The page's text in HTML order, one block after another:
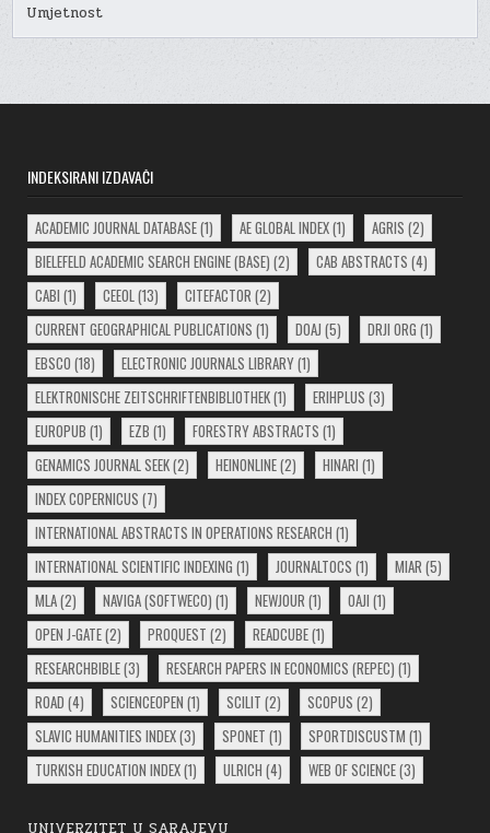
Umjetnost
INDEKSIRANI IZDAVAČI
ACADEMIC JOURNAL DATABASE(1) AE GLOBAL INDEX(1) AGRIS (2)
BIELEFELD ACADEMIC SEARCH ENGINE (BASE) (2) CAB ABSTRACTS (4)
CABI (1) CEEOL (13) CITEFACTOR (2)
CURRENT GEOGRAPHICAL PUBLICATIONS (1) DOAJ (5) DRJI ORG (1)
EBSCO (18) ELECTRONIC JOURNALS LIBRARY(1)
ELEKTRONISCHE ZEITSCHRIFTENBIBLIOTHEK(1) ERIHPLUS (3)
EUROPUB (1) EZB (1) FORESTRY ABSTRACTS (1)
GENAMICS JOURNAL SEEK(2) HEINONLINE(2) HINARI (1)
INDEX COPERNICUS (7)
INTERNATIONAL ABSTRACTS IN OPERATIONS RESEARCH (1)
INTERNATIONAL SCIENTIFIC INDEXING (1) JOURNALTOCS (1) MIAR (5)
MLA(2) NAVIGA (SOFTWECO) (1) NEWJOUR (1) OAJI (1)
OPEN J-GATE(2) PROQUEST (2) READCUBE(1)
RESEARCHBIBLE(3) RESEARCH PAPERS IN ECONOMICS (REPEC) (1)
ROAD (4) SCIENCEOPEN (1) SCILIT (2) SCOPUS (2)
SLAVIC HUMANITIES INDEX(3) SPONET (1) SPORTDISCUSTM (1)
TURKISH EDUCATION INDEX(1) ULRICH (4) WEB OF SCIENCE(3)
UNIVERZITET U SARAJEVU